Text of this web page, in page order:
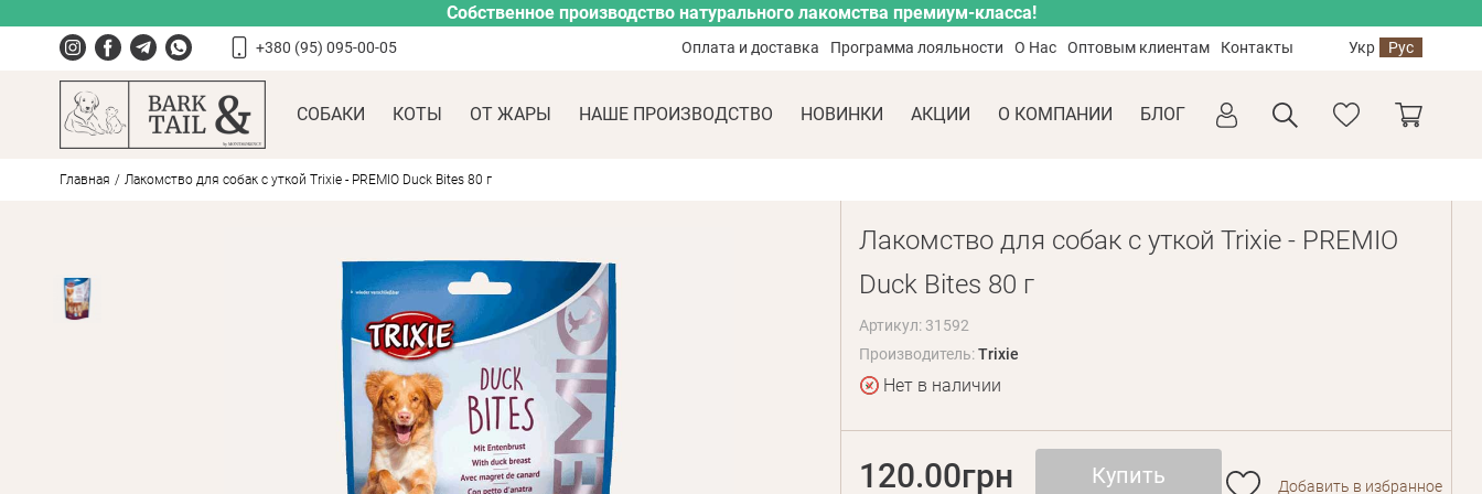
Собственное производство натурального лакомства премиум-класса!
+380 (95) 095-00-05 Оплата и доставка Программа лояльности О Нас Оптовым клиентам Контакты Укр Рус
СОБАКИ КОТЫ ОТ ЖАРЫ НАШЕ ПРОИЗВОДСТВО НОВИНКИ АКЦИИ О КОМПАНИИ БЛОГ
Главная Лакомство для собак с уткой Trixie - PREMIO Duck Bites 80 г
Лакомство для собак с уткой Trixie - PREMIO
Duck Bites 80 г
Артикул: 31592
Производитель:Trixie
Нет в наличии
120.00грн Купить Добавить в избранное
E mail